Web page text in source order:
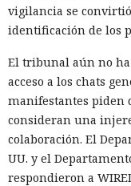
vigilancia se
identificación de los
El tribunal aún no
acceso a los chats
manifestantes piden
consideran una
colaboración. El
UU. y el
respondieron a